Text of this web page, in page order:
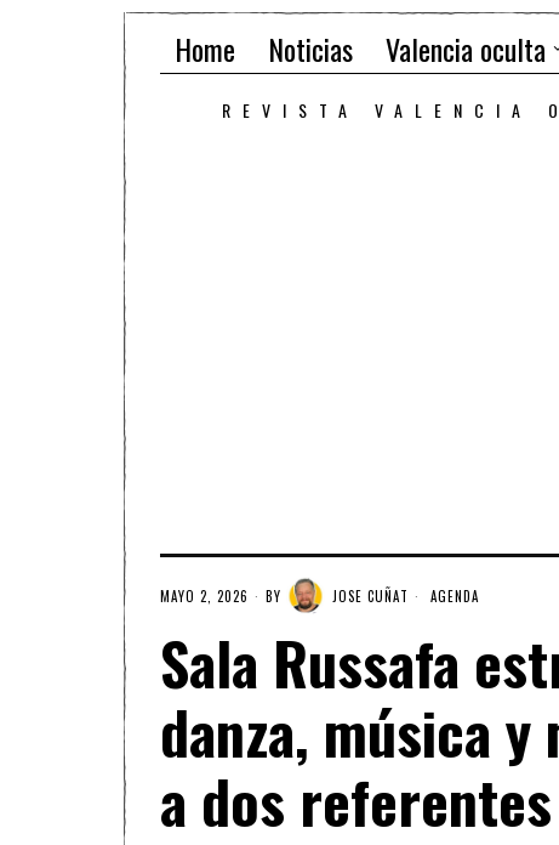
Home Noticias Valencia oculta
REVISTA VALENCIA
MAYO 2, 2026 BY JOSE CUÑAT AGENDA
Sala Russafa
danza, música
a dos